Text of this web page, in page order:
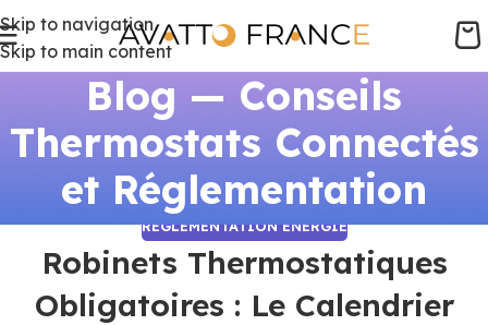
Skip to navigation
Skip to main content
Blog — Conseils
Thermostats Connectés
et Réglementation
RÉGLEMENTATION ÉNERGIE
Robinets Thermostatiques
Obligatoires : Le Calendrier